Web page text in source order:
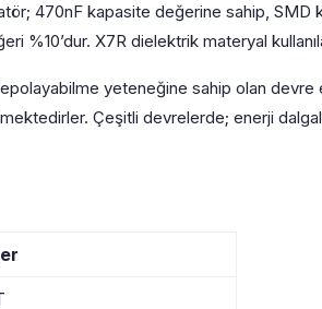
470nF kapasite değerine sahip,
%10’dur. X7R dielektrik materyal
yeteneğine sahip olan devre
Çeşitli devrelerde; enerji